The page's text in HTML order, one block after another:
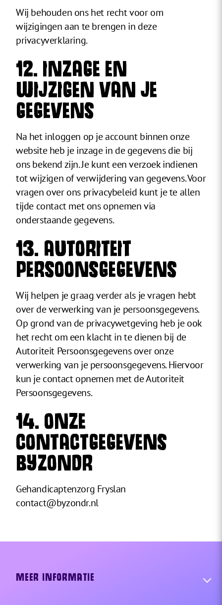
Wij behouden ons het recht voor om
wijzigingen aan te brengen in deze
privacyverklaring.
12. INZAGE EN
WIJZIGEN VAN JE
GEGEVENS
Na het inloggen op je account binnen onze
website heb je inzage in de gegevens die bij
ons bekend zijn. Je kunt een verzoek indienen
tot wijzigen of verwijdering van gegevens. Voor
vragen over ons privacybeleid kunt je te allen
tijde contact met ons opnemen via
onderstaande gegevens.
13. AUTORITEIT
PERSOONSGEGEVENS
Wij helpen je graag verder als je vragen hebt
over de verwerking van je persoonsgegevens.
Op grond van de privacywetgeving heb je ook
het recht om een klacht in te dienen bij de
Autoriteit Persoonsgegevens over onze
verwerking van je persoonsgegevens. Hiervoor
kun je contact opnemen met de Autoriteit
Persoonsgegevens.
14. ONZE
CONTACTGEGEVENS
BYZONDR
Gehandicaptenzorg Fryslan
contact@byzondr.nl
MEER INFORMATIE